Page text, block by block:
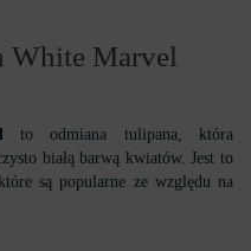
White Marvel
to odmiana tulipana, która
białą barwą kwiatów. Jest to
są popularne ze względu na